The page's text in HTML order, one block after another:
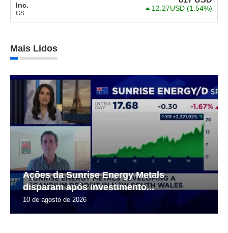
Inc.
GS
12.27USD (1.54%)
Mais Lidos
Ações da Sunrise Energy Metals
disparam após investimento...
10 de agosto de 2026